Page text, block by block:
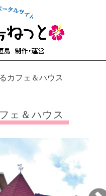
カフェ＆ハウス
ェ＆ハウス